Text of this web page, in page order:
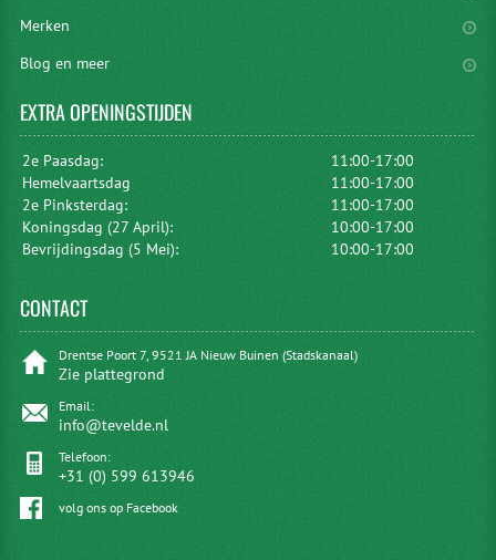
Merken
Blog en meer
EXTRAOPENINGSTIJDEN
2e Paasdag:
11:00-17:00
Hemelvaartsdag
11:00-17:00
2e Pinksterdag:
11:00-17:00
Koningsdag (27 April):
10:00-17:00
Bevrijdingsdag (5 Mei):
10:00-17:00
CONTACT
Drentse Poort 7, 9521 JA Nieuw Buinen (Stadskanaal)
Zie plattegrond
Email:
info@tevelde.nl
Telefoon:
+31 (0) 599 613946
volg ons op Facebook